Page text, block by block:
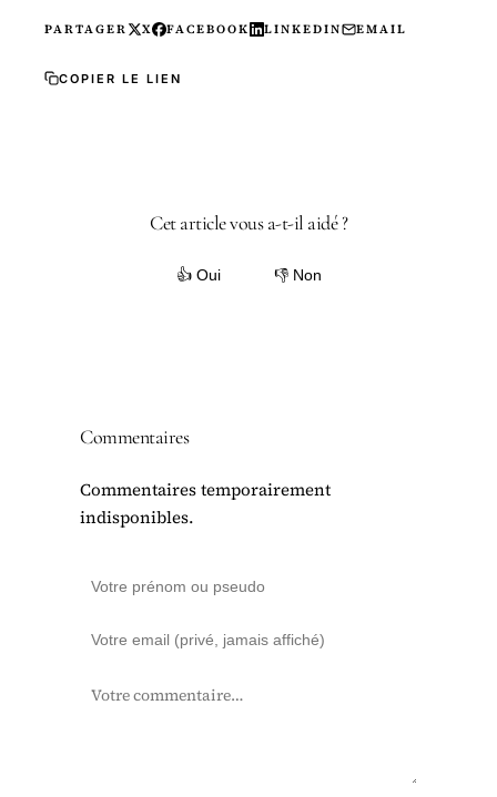
PARTAGER X FACEBOOK LINKEDIN EMAIL
COPIER LE LIEN
Cet article vous a-t-il aidé ?
👍 Oui 👎 Non
Commentaires
Commentaires temporairement
indisponibles.